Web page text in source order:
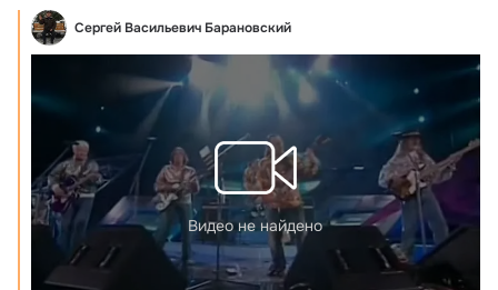
Сергей Васильевич Барановский
Видео не найдено